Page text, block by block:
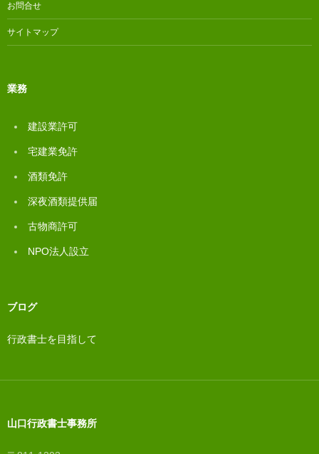
お問合せ
サイトマップ
業務
建設業許可
宅建業免許
酒類免許
深夜酒類提供届
古物商許可
NPO法人設立
ブログ
行政書士を目指して
山口行政書士事務所